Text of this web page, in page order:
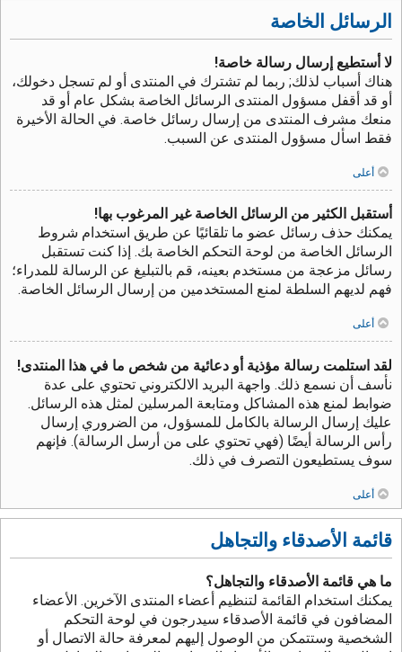
الرسائل الخاصة
لا أستطيع إرسال رسالة خاصة!
هناك أسباب لذلك; ربما لم تشترك في المنتدى أو لم تسجل دخولك،
أو قد أقفل مسؤول المنتدى الرسائل الخاصة بشكل عام أو قد
منعك مشرف المنتدى من إرسال رسائل خاصة. في الحالة الأخيرة
فقط اسأل مسؤول المنتدى عن السبب.
أعلى
أستقبل الكثير من الرسائل الخاصة غير المرغوب بها!
يمكنك حذف رسائل عضو ما تلقائيًا عن طريق استخدام شروط
الرسائل الخاصة من لوحة التحكم الخاصة بك. إذا كنت تستقبل
رسائل مزعجة من مستخدم بعينه، قم بالتبليغ عن الرسالة للمدراء؛
فهم لديهم السلطة لمنع المستخدمين من إرسال الرسائل الخاصة.
أعلى
لقد استلمت رسالة مؤذية أو دعائية من شخص ما في هذا المنتدى!
نأسف أن نسمع ذلك. واجهة البريد الالكتروني تحتوي على عدة
ضوابط لمنع هذه المشاكل ومتابعة المرسلين لمثل هذه الرسائل.
عليك إرسال الرسالة بالكامل للمسؤول، من الضروري إرسال
رأس الرسالة أيضًا (فهي تحتوي على من أرسل الرسالة). فإنهم
سوف يستطيعون التصرف في ذلك.
أعلى
قائمة الأصدقاء والتجاهل
ما هي قائمة الأصدقاء والتجاهل؟
يمكنك استخدام القائمة لتنظيم أعضاء المنتدى الآخرين. الأعضاء
المضافون في قائمة الأصدقاء سيدرجون في لوحة التحكم
الشخصية وستتمكن من الوصول إليهم لمعرفة حالة الاتصال أو